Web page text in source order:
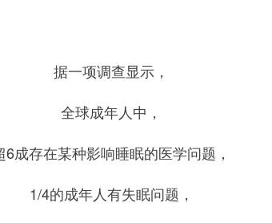
据一项调查显示，
全球成年人中，
6成存在某种影响睡眠的医学问题，
1/4的成年人有失眠问题，